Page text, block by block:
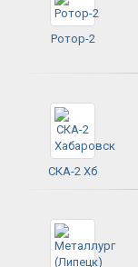
Ротор-2
СКА-2 Хб